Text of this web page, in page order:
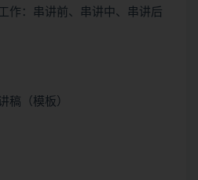
作：串讲前、串讲中、串讲后
稿（模板）